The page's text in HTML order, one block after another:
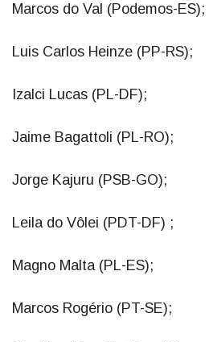
Marcos do Val (Podemos-ES);
Luis Carlos Heinze (PP-RS);
Izalci Lucas (PL-DF);
Jaime Bagattoli (PL-RO);
Jorge Kajuru (PSB-GO);
Leila do Vôlei (PDT-DF) ;
Magno Malta (PL-ES);
Marcos Rogério (PT-SE);